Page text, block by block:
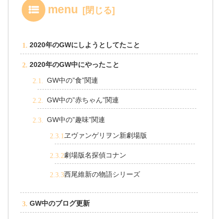
menu
2020年のGWにしようとしてたこと
2020年のGW中にやったこと
GW中の”食”関連
GW中の”赤ちゃん”関連
GW中の”趣味”関連
ヱヴァンゲリヲン新劇場版
劇場版名探偵コナン
西尾維新の物語シリーズ
GW中のブログ更新